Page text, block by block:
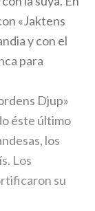
«Jaktens
y con el
para
Djup»
éste último
los
Los
su